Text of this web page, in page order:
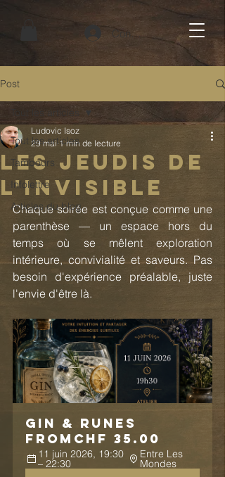
Connexion
Post
Tout les articles
Tambours
Infolettre
Articles du blog
Les Jeudis de
l'Invisible
Ludovic Isoz
29 mai 1 min de lecture
Chaque soirée est conçue comme une
parenthèse — un espace hors du
temps où se mêlent exploration
intérieure, convivialité et saveurs. Pas
besoin d'expérience préalable, juste
l'envie d'être là.
Gin & Runes
From CHF 35.00
11 juin 2026, 19:30
– 22:30
Entre Les
Mondes